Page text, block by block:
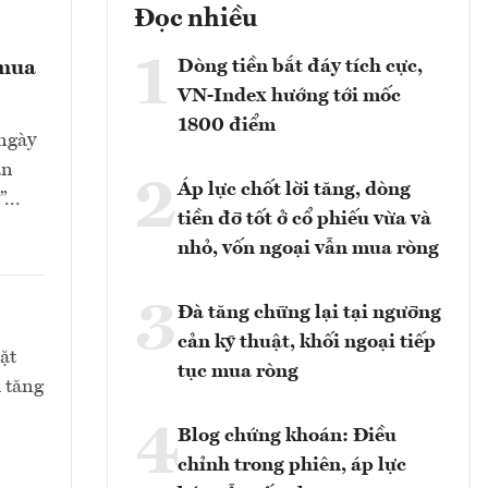
tăng
Đọc nhiều
1 Dòng tiền bắt đáy tích cực,
VN-Index hướng tới mốc
1800 điểm
2Áp lực chốt lời tăng, dòng
tiền đỡ tốt ở cổ phiếu vừa và
nhỏ, vốn ngoại vẫn mua ròng
3 Đà tăng chững lại tại ngưỡng
cản kỹ thuật, khối ngoại tiếp
tục mua ròng
4Blog chứng khoán: Điều
chỉnh trong phiên, áp lực